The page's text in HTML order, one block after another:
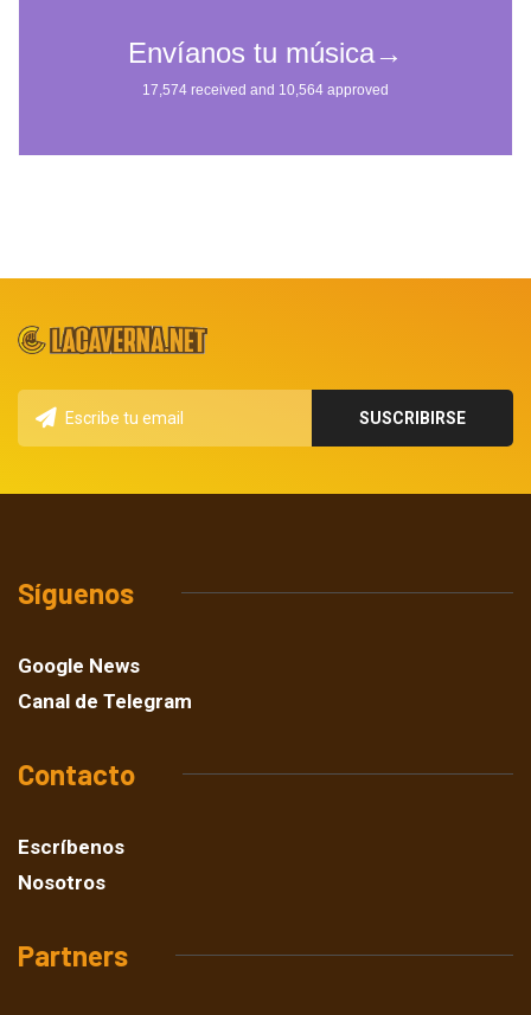
Síguenos
Google News
Canal de Telegram
Contacto
Escríbenos
Nosotros
Partners